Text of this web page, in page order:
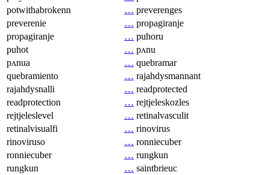
potwithabrokenn
… preverenges
preverenie
… propagiranje
propagiranje
… puhoru
puhot
… pʌnu
pʌnua
… quebramar
quebramiento
… rajahdysmannant
rajahdysnalli
… readprotected
readprotection
… rejtjeleskozles
rejtjeleslevel
… retinalvasculit
retinalvisualfi
… rinovirus
rinoviruso
… ronniecuber
ronniecuber
… rungkun
rungkun
… saintbrieuc